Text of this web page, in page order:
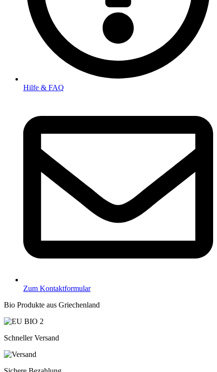
Hilfe & FAQ
Zum Kontaktformular
Bio Produkte aus Griechenland
Schneller Versand